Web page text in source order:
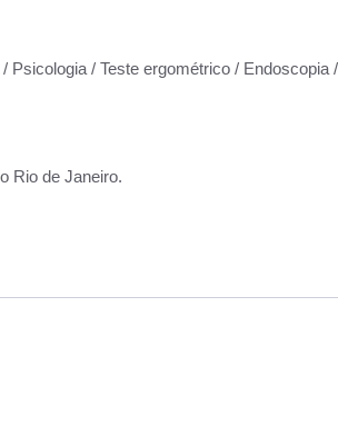
Psicologia / Teste ergométrico / Endoscopia /
Rio de Janeiro.